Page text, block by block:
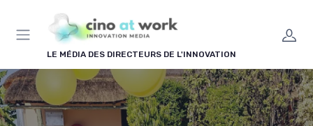
LE MÉDIA DES DIRECTEURS DE L'INNOVATION